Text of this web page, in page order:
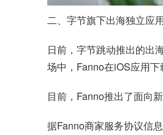
二、字节旗下出海独立应
日前，字节跳动推出的出
场中，Fanno在iOS应用
目前，Fanno推出了面向
据Fanno商家服务协议信